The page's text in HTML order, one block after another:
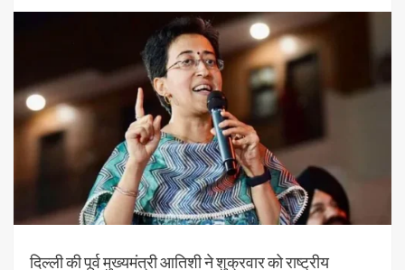
दिल्ली की पूर्व मुख्यमंत्री आतिशी ने शुक्रवार को राष्ट्रीय